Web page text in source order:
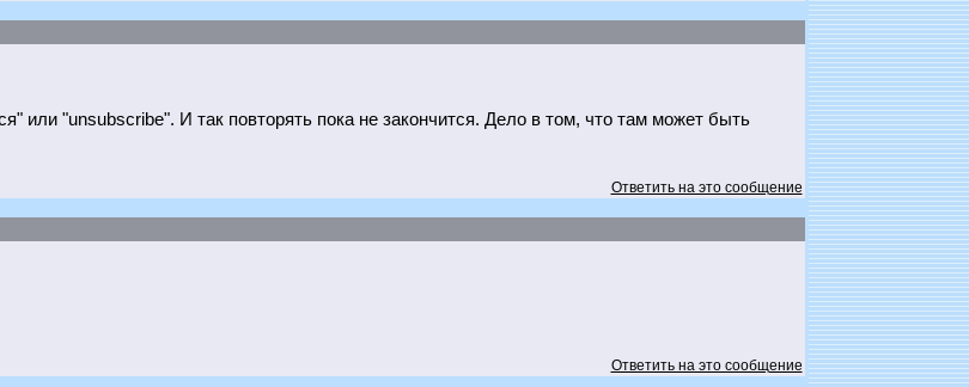
или "unsubscribe". И так повторять пока не закончится. Дело в том, что там может быть
Ответить на это сообщение
Ответить на это сообщение